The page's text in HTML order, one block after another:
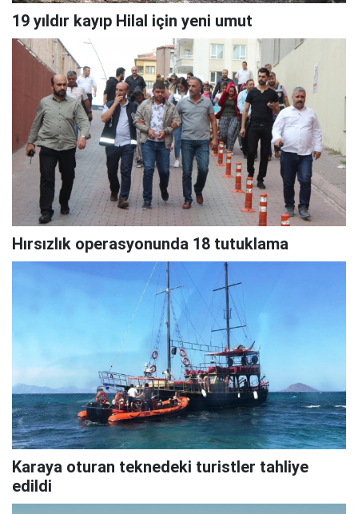
19 yıldır kayıp Hilal için yeni umut
Hırsızlık operasyonunda 18 tutuklama
Karaya oturan teknedeki turistler tahliye
edildi